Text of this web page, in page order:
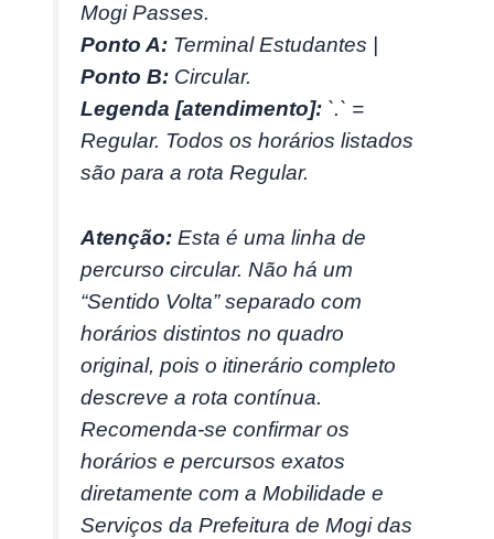
Mogi Passes.
Ponto A: Terminal Estudantes |
Ponto B: Circular.
Legenda [atendimento]: `.` =
Regular. Todos os horários listados
são para a rota Regular.
Atenção: Esta é uma linha de
percurso circular. Não há um
“Sentido Volta” separado com
horários distintos no quadro
original, pois o itinerário completo
descreve a rota contínua.
Recomenda-se confirmar os
horários e percursos exatos
diretamente com a Mobilidade e
Serviços da Prefeitura de Mogi das